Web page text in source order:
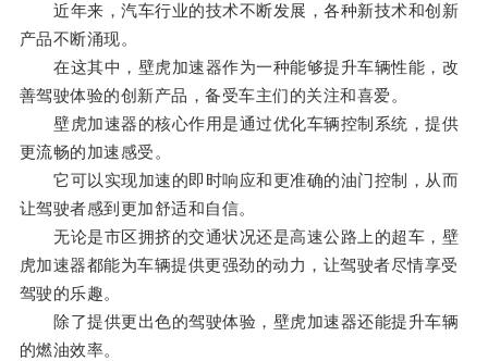
近年来，汽车行业的技术不断发展，各种新技术和创新
产品不断涌现。
在这其中，壁虎加速器作为一种能够提升车辆性能，改
善驾驶体验的创新产品，备受车主们的关注和喜爱。
壁虎加速器的核心作用是通过优化车辆控制系统，提供
更流畅的加速感受。
它可以实现加速的即时响应和更准确的油门控制，从而
让驾驶者感到更加舒适和自信。
无论是市区拥挤的交通状况还是高速公路上的超车，壁
虎加速器都能为车辆提供更强劲的动力，让驾驶者尽情享受
驾驶的乐趣。
除了提供更出色的驾驶体验，壁虎加速器还能提升车辆
的燃油效率。